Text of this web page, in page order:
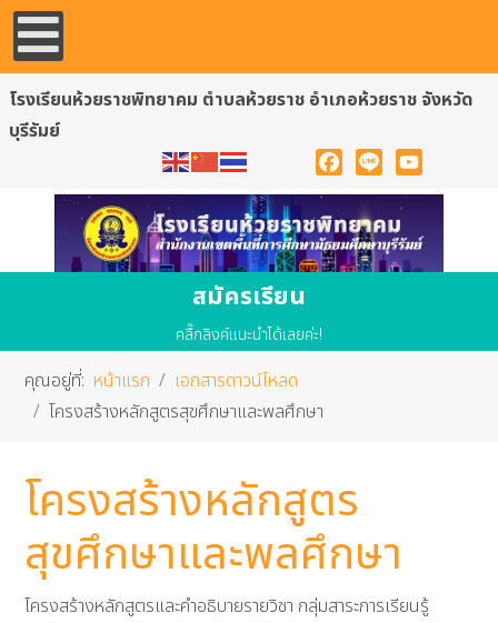
โรงเรียนห้วยราชพิทยาคม ตำบลห้วยราช อำเภอห้วยราช จังหวัด
บุรีรัมย์
Facebook
Line YouTube
สมัครเรียน
คลื๊กลิงค์แนะนำได้เลยค่ะ!
คุณอยู่ที่: หน้าแรก
เอกสารดาวน์โหลด
โครงสร้างหลักสูตรสุขศึกษาและพลศึกษา
โครงสร้างหลักสูตร
สุขศึกษาและพลศึกษา
โครงสร้างหลักสูตรและคำอธิบายรายวิชา กลุ่มสาระการเรียนรู้